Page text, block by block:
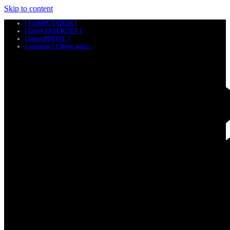
Skip to content
[ COMPUTADOR ]
[ Gui@ INTERNET ]
[ SmartPHONE ]
Contactos? Clique aqui…